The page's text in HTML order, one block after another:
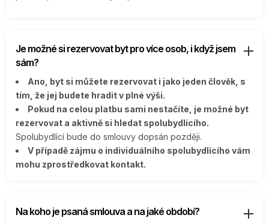
Je možné si rezervovat byt pro více osob, i když jsem
sám?
Ano, byt si můžete rezervovat i jako jeden člověk, s
tím, že jej budete hradit v plné výši.
Pokud na celou platbu sami nestačíte, je možné byt
rezervovat a aktivně si hledat spolubydlícího.
Spolubydlící bude do smlouvy dopsán později.
V případě zájmu o individuálního spolubydlícího vám
mohu zprostředkovat kontakt.
Na koho je psaná smlouva a na jaké období?